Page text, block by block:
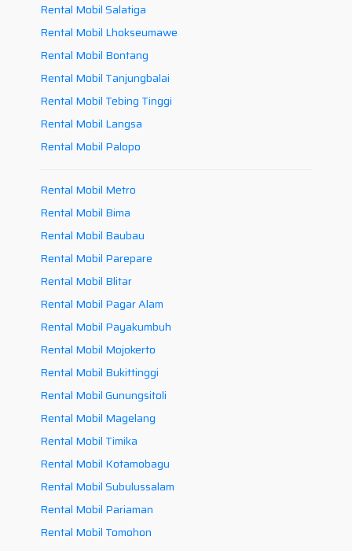
Rental Mobil Salatiga
Rental Mobil Lhokseumawe
Rental Mobil Bontang
Rental Mobil Tanjungbalai
Rental Mobil Tebing Tinggi
Rental Mobil Langsa
Rental Mobil Palopo
Rental Mobil Metro
Rental Mobil Bima
Rental Mobil Baubau
Rental Mobil Parepare
Rental Mobil Blitar
Rental Mobil Pagar Alam
Rental Mobil Payakumbuh
Rental Mobil Mojokerto
Rental Mobil Bukittinggi
Rental Mobil Gunungsitoli
Rental Mobil Magelang
Rental Mobil Timika
Rental Mobil Kotamobagu
Rental Mobil Subulussalam
Rental Mobil Pariaman
Rental Mobil Tomohon